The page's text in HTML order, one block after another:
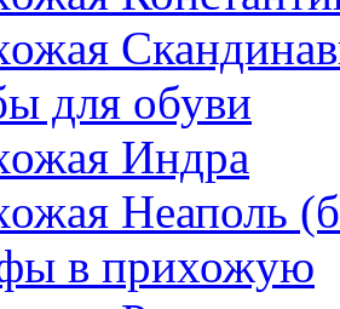
для обуви
Индра
Неаполь
в прихожую